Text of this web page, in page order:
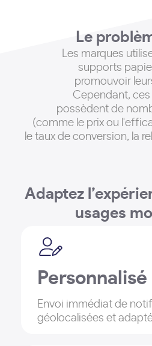
Le
Les marques utilisent des e-mails, des
supports
promouvoir
Cependant,
possèdent de
(comme le prix ou
le taux de conversion, la
Adaptez
usages
Personnalisé
Envoi immédiat de
géolocalisées et